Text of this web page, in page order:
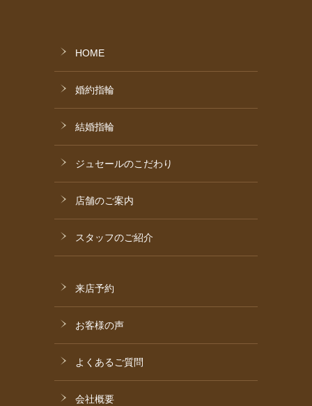
HOME
婚約指輪
結婚指輪
ジュセールのこだわり
店舗のご案内
スタッフのご紹介
来店予約
お客様の声
よくあるご質問
会社概要